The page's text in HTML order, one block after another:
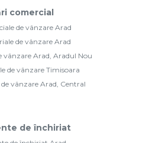
comercial
de vânzare Arad
de vânzare Arad
vânzare Arad, Aradul Nou
de vânzare Timisoara
vânzare Arad, Central
de închiriat